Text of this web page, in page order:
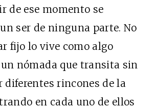
de ese momento se
ser de ninguna parte. No
fijo lo vive como algo
nómada que transita sin
diferentes rincones de la
en cada uno de ellos